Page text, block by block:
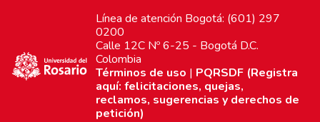
Línea de atención Bogotá: (601) 297
0200
Calle 12C Nº 6-25 - Bogotá D.C.
Colombia
Términos de uso | PQRSDF (Registra
aquí: felicitaciones, quejas,
reclamos, sugerencias y derechos de
petición)